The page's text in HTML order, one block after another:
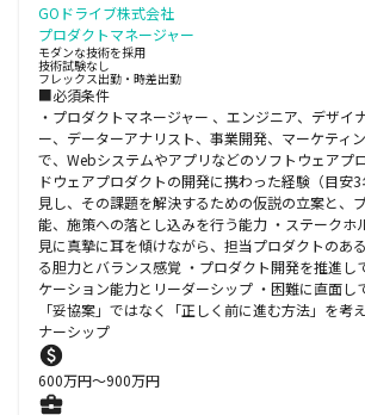
GOドライブ株式会社
プロダクトマネージャー
モダンな技術を採用
技術試験なし
フレックス出勤・時差出勤
■必須条件
・プロダクトマネージャー 、エンジニア、デザイ
ー、データーアナリスト、事業開発、マーケティ
で、Webシステムやアプリなどのソフトウェアプ
ドウェアプロダクトの開発に携わった経験（目安
見し、その課題を解決するための仮説の立案と、
能、施策への落とし込みを行う能力 ・ステークホ
見に真摯に耳を傾けながら、担当プロダクトのあ
る胆力とバランス感覚 ・プロダクト開発を推進し
ケーション能力とリーダーシップ ・困難に直面し
「妥協案」ではなく「正しく前に進む方法」を考
ナーシップ
600万円〜900万円